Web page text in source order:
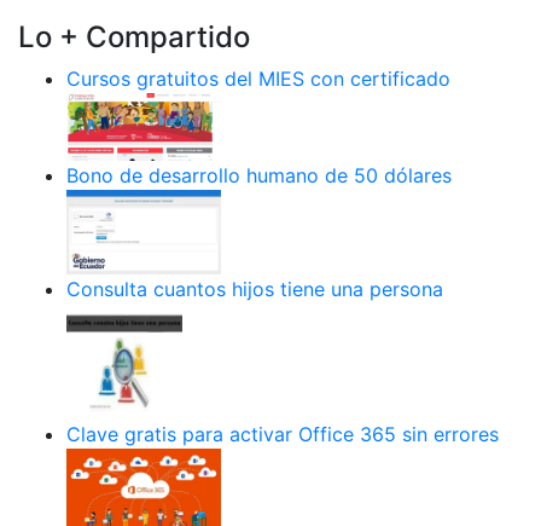
Lo + Compartido
Cursos gratuitos del MIES con certificado
Bono de desarrollo humano de 50 dólares
Consulta cuantos hijos tiene una persona
Clave gratis para activar Office 365 sin errores